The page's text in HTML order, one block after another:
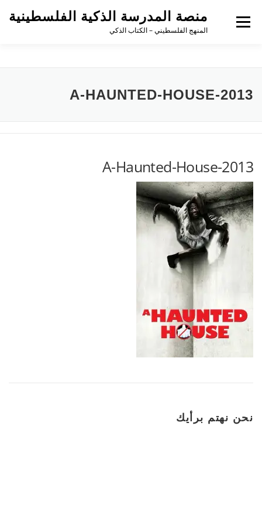
منصة المدرسة الذكية الفلسطينية
المنهج الفلسطيني – الكتاب الذكي
القائمة
A-HAUNTED-HOUSE-2013
A-Haunted-House-2013
نحن نهتم برأيك